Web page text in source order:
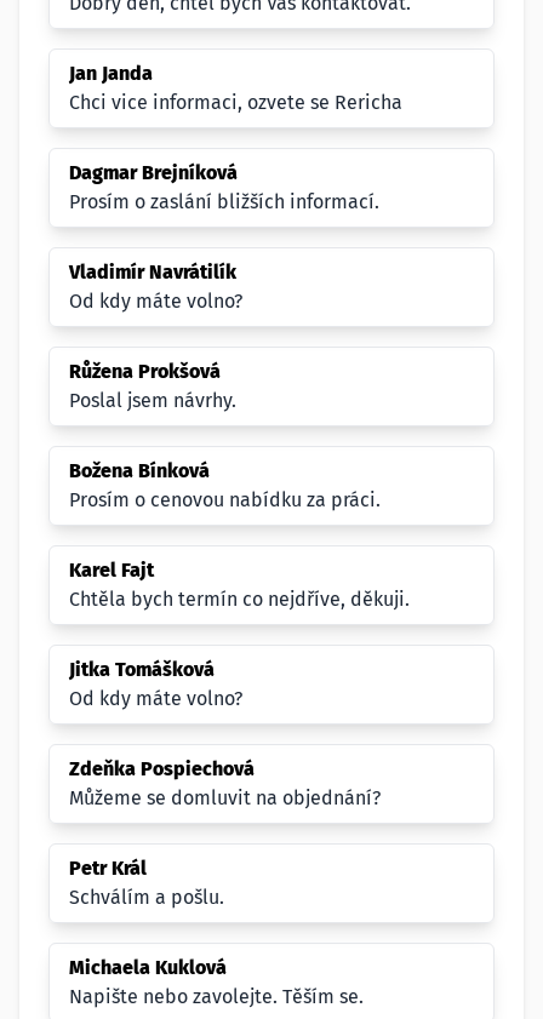
Jan Janda
Chci vice informaci, ozvete se Rericha
Dagmar Brejníková
Prosím o zaslání bližších informací.
Vladimír Navrátilík
Od kdy máte volno?
Růžena Prokšová
Poslal jsem návrhy.
Božena Bínková
Prosím o cenovou nabídku za práci.
Karel Fajt
Chtěla bych termín co nejdříve, děkuji.
Jitka Tomášková
Od kdy máte volno?
Zdeňka Pospiechová
Můžeme se domluvit na objednání?
Petr Král
Schválím a pošlu.
Michaela Kuklová
Napište nebo zavolejte. Těším se.